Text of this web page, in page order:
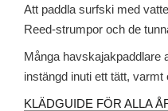
Att paddla surfski med
Reed-strumpor och de
Många havskajakpaddlare
instängd inuti ett tätt,
KLÄDGUIDE FÖR ALLA